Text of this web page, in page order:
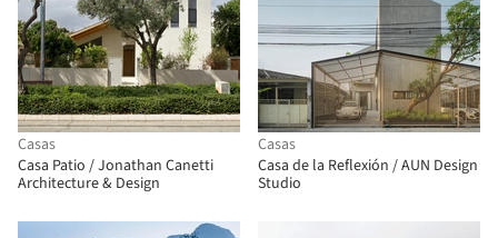
Casas
Casa Patio / Jonathan Canetti
Architecture & Design
Casas
Casa de la Reflexión / AUN Design
Studio